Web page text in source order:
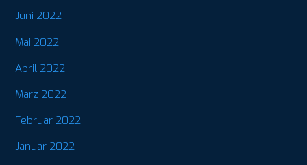
Juni 2022
Mai 2022
April 2022
März 2022
Februar 2022
Januar 2022